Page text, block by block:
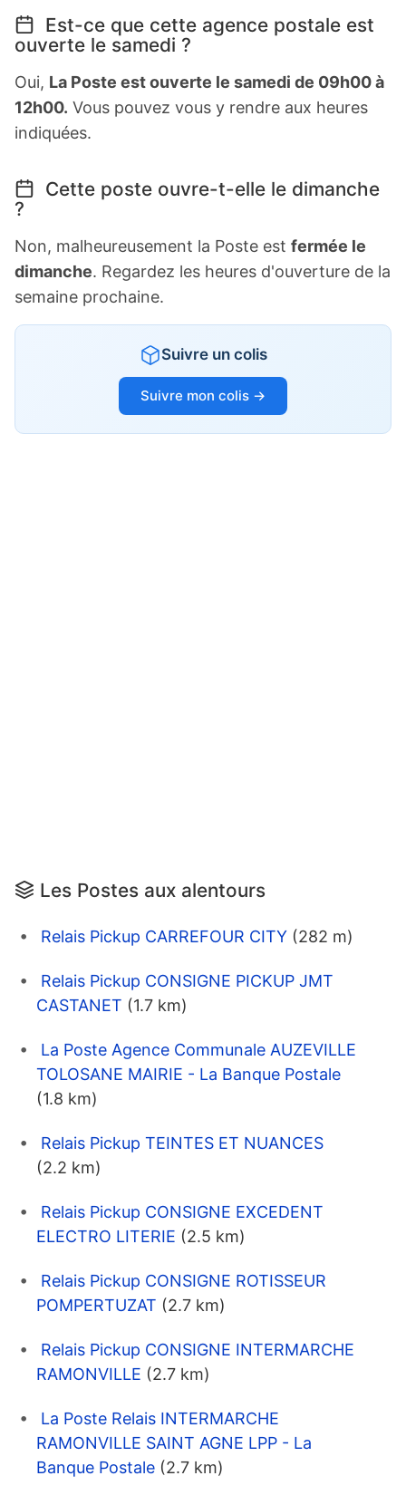
Est-ce que cette agence postale est
ouverte le samedi ?
Oui, La Poste est ouverte le samedi de 09h00 à
12h00. Vous pouvez vous y rendre aux heures
indiquées.
Cette poste ouvre-t-elle le dimanche
?
Non, malheureusement la Poste est fermée le
dimanche. Regardez les heures d'ouverture de la
semaine prochaine.
Suivre un colis
Suivre mon colis →
Les Postes aux alentours
Relais Pickup CARREFOUR CITY (282 m)
Relais Pickup CONSIGNE PICKUP JMT
CASTANET (1.7 km)
La Poste Agence Communale AUZEVILLE
TOLOSANE MAIRIE - La Banque Postale
(1.8 km)
Relais Pickup TEINTES ET NUANCES
(2.2 km)
Relais Pickup CONSIGNE EXCEDENT
ELECTRO LITERIE (2.5 km)
Relais Pickup CONSIGNE ROTISSEUR
POMPERTUZAT (2.7 km)
Relais Pickup CONSIGNE INTERMARCHE
RAMONVILLE (2.7 km)
La Poste Relais INTERMARCHE
RAMONVILLE SAINT AGNE LPP - La
Banque Postale (2.7 km)